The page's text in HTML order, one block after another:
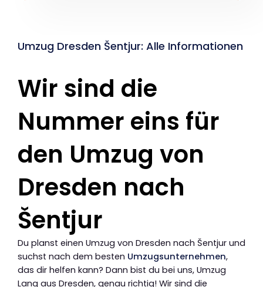
Umzug Dresden Šentjur: Alle Informationen
Wir sind die
Nummer eins für
den Umzug von
Dresden nach
Šentjur
Du planst einen Umzug von Dresden nach Šentjur und
suchst nach dem besten Umzugsunternehmen,
das dir helfen kann? Dann bist du bei uns, Umzug
Lang aus Dresden, genau richtig! Wir sind die